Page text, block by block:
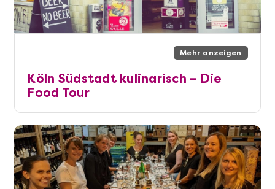
Mehr anzeigen
Köln Südstadt kulinarisch – Die
Food Tour